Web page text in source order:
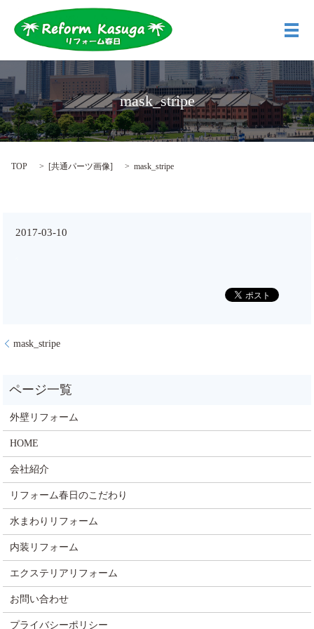
メ
mask_stripe
TOP [共通パーツ画像] mask_stripe
2017-03-10
mask_stripe
外壁リフォーム
HOME
会社紹介
リフォーム春日のこだわり
水まわりリフォーム
内装リフォーム
エクステリアリフォーム
お問い合わせ
プライバシーポリシー